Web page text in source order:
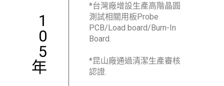
1
0
5
年
*台灣廠增設生產高階晶圓
測試相關用板Probe
PCB/Load board/Burn-In
Board.
*昆山廠通過清潔生產審核
認證.